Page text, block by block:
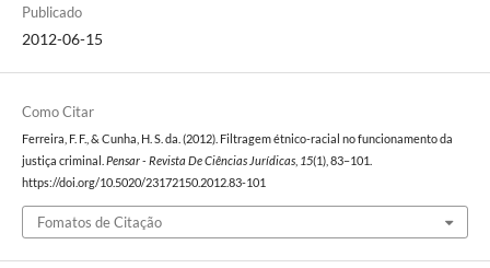
Publicado
2012-06-15
Como Citar
Ferreira, F. F., & Cunha, H. S. da. (2012). Filtragem étnico-racial no funcionamento da
justiça criminal. Pensar - Revista De Ciências Jurídicas, 15(1), 83–101.
https://doi.org/10.5020/23172150.2012.83-101
Fomatos de Citação